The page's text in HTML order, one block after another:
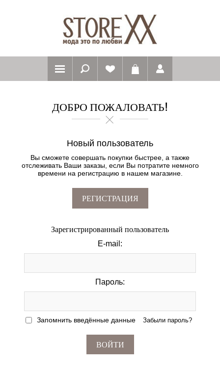
ДОБРО ПОЖАЛОВАТЬ!
Новый пользователь
Вы сможете совершать покупки быстрее, а также
отслеживать Ваши заказы, если Вы потратите немного
времени на регистрацию в нашем магазине.
РЕГИСТРАЦИЯ
Зарегистрированный пользователь
E-mail:
Пароль:
Запомнить введённые данные Забыли пароль?
ВОЙТИ